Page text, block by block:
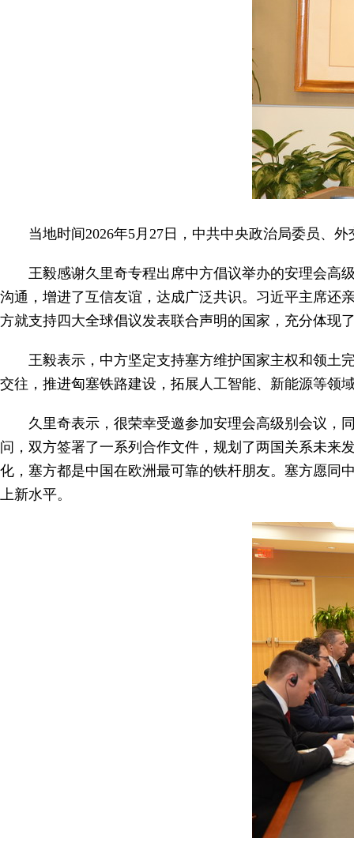
当地时间2026年5月27日，中共中央政治局委员、
王毅感谢久里奇专程出席中方倡议举办的安理会高
沟通，增进了互信友谊，达成广泛共识。习近平主席还
方就支持四大全球倡议发表联合声明的国家，充分体现
王毅表示，中方坚定支持塞方维护国家主权和领土
交往，推进匈塞铁路建设，拓展人工智能、新能源等领
久里奇表示，很荣幸受邀参加安理会高级别会议，
问，双方签署了一系列合作文件，规划了两国关系未来
化，塞方都是中国在欧洲最可靠的铁杆朋友。塞方愿同
上新水平。